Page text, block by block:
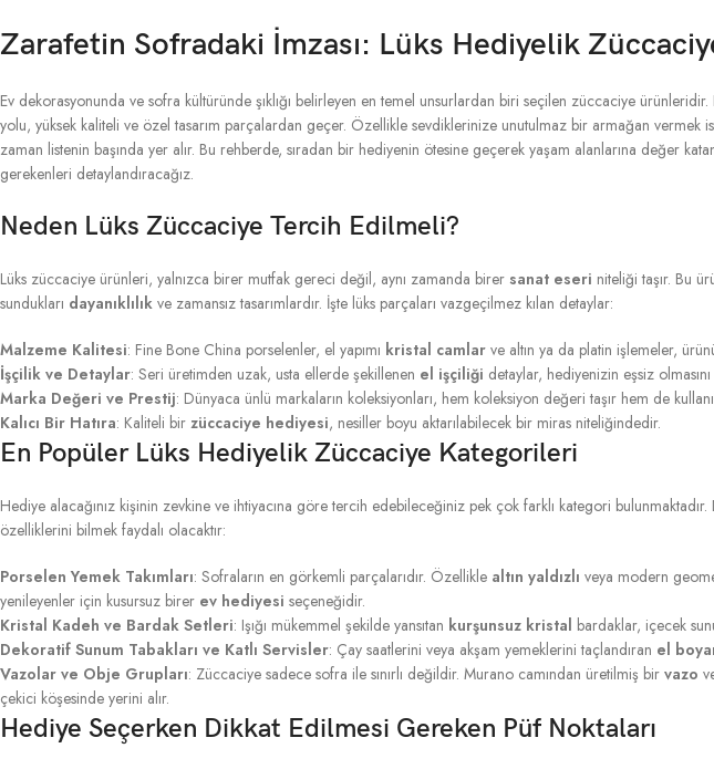
Zarafetin Sofradaki İmzası: Lüks Hediyelik
Ev dekorasyonunda ve sofra kültüründe şıklığı belirleyen en temel unsurlardan biri seçilen züccaciye ürünleridir.
yolu, yüksek kaliteli ve özel tasarım parçalardan geçer. Özellikle sevdiklerinize unutulmaz bir armağan vermek
zaman listenin başında yer alır. Bu rehberde, sıradan bir hediyenin ötesine geçerek yaşam alanlarına değer
gerekenleri detaylandıracağız.
Neden Lüks Züccaciye Tercih Edilmeli?
Lüks züccaciye ürünleri, yalnızca birer mutfak gereci değil, aynı zamanda birer sanat eseri niteliği taşır. Bu
sundukları dayanıklılık ve zamansız tasarımlardır. İşte lüks parçaları vazgeçilmez kılan detaylar:
Malzeme Kalitesi: Fine Bone China porselenler, el yapımı kristal camlar ve altın ya da platin işlemeler,
İşçilik ve Detaylar: Seri üretimden uzak, usta ellerde şekillenen el işçiliği detaylar, hediyenizin eşsiz
Marka Değeri ve Prestij: Dünyaca ünlü markaların koleksiyonları, hem koleksiyon değeri taşır hem de
Kalıcı Bir Hatıra: Kaliteli bir züccaciye hediyesi, nesiller boyu aktarılabilecek bir miras niteliğindedir.
En Popüler Lüks Hediyelik Züccaciye Kategorileri
Hediye alacağınız kişinin zevkine ve ihtiyacına göre tercih edebileceğiniz pek çok farklı kategori
özelliklerini bilmek faydalı olacaktır:
Porselen Yemek Takımları: Sofraların en görkemli parçalarıdır. Özellikle altın yaldızlı veya modern
yenileyenler için kusursuz birer ev hediyesi seçeneğidir.
Kristal Kadeh ve Bardak Setleri: Işığı mükemmel şekilde yansıtan kurşunsuz kristal bardaklar, içecek
Dekoratif Sunum Tabakları ve Katlı Servisler: Çay saatlerini veya akşam yemeklerini taçlandıran el
Vazolar ve Obje Grupları: Züccaciye sadece sofra ile sınırlı değildir. Murano camından üretilmiş bir vazo
çekici köşesinde yerini alır.
Hediye Seçerken Dikkat Edilmesi Gereken Püf Noktaları